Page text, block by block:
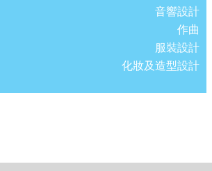
音響設計
作曲
服裝設計
化妝及造型設計